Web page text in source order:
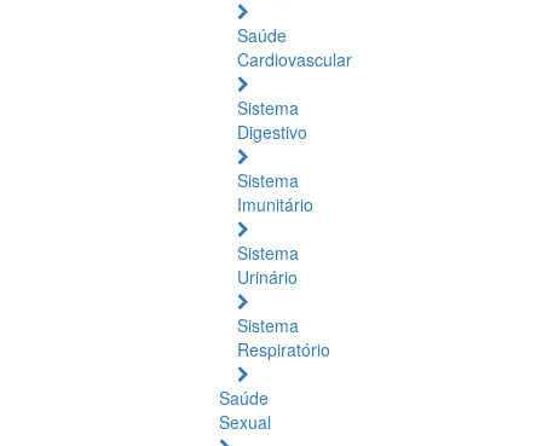
Saúde
Cardiovascular
Sistema
Digestivo
Sistema
Imunitário
Sistema
Urinário
Sistema
Respiratório
Saúde
Sexual